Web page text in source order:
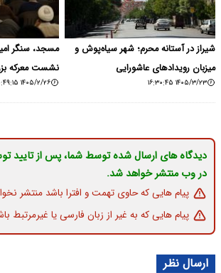
شیراز در آستانه محرم؛ شهر سیاه‌پوش و
میزبان رویدادهای عاشورایی
۱۴۰۵/۳/۲۳ ۱۶:۳۰:۴۵
مسجد، سنگر
نشست معرکه
۱۴۰۵/۲/۲۶ ۲۰:۴۹:۱۵
دیدگاه های ارسال شده توسط شما، پس از تایید
در وب منتشر خواهد شد.
پیام هایی که حاوی تهمت و افترا باشد منتشر
پیام هایی که به غیر از زبان فارسی یا غیرمرتبط
ارسال نظر